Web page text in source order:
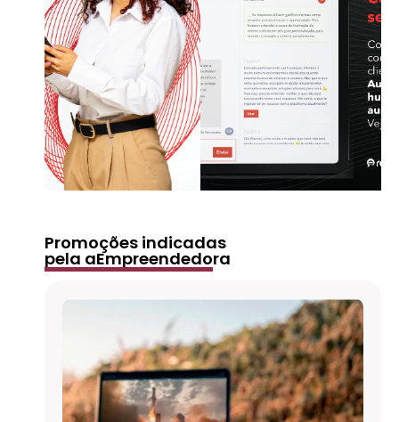
Promoções indicadas
pela aEmpreendedora